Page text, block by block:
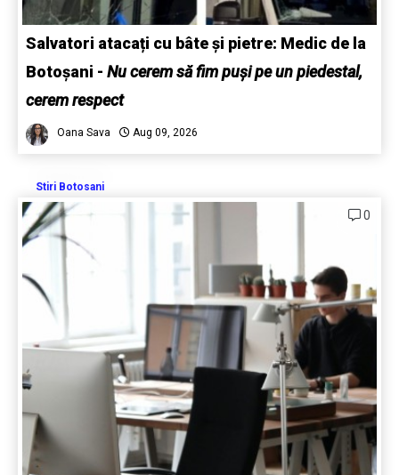
Salvatori atacați cu bâte și pietre: Medic de la
Botoșani - Nu cerem să fim puși pe un piedestal,
cerem respect
Oana Sava Aug 09, 2026
Stiri Botosani
0